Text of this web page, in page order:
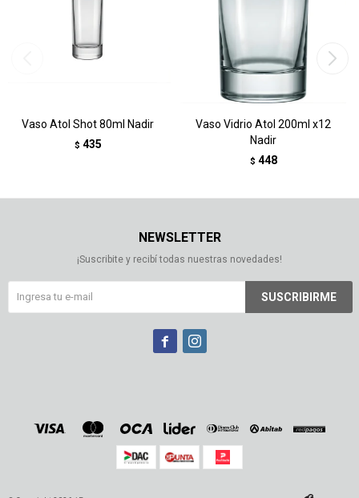
Vaso Atol Shot 80ml Nadir
$ 435
Vaso Vidrio Atol 200ml x12
Nadir
$ 448
NEWSLETTER
¡Suscribite y recibí todas nuestras novedades!
SUSCRIBIRME
 